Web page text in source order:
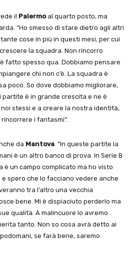
il Palermoal quarto posto, ma
“Ho smesso di stare dietro agli altri
cose in più in questi mesi, per cui
la squadra. Non rincorro
fatto spesso qua. Dobbiamo pensare
chi non c’è. La squadra è
poco. So dove dobbiamo migliorare,
partite è in grande crescita e ne è
stessi e a creare la nostra identità,
i fantasmi”.
da Mantova. “In queste partite la
è un altro banco di prova. In Serie B
è un campo complicato ma ho visto
spero che lo facciano vedere anche
tra l’altro una vecchia
bene. Mi è dispiaciuto perderlo ma
qualità. A malincuore lo avremo
tanto. Non so cosa avrà detto ai
se farà bene, saremo